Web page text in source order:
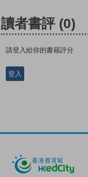
讀者書評 (0)
請登入給你的書籍評分
登入